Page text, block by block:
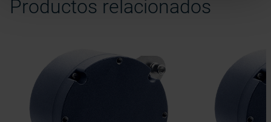
Productos relacionados